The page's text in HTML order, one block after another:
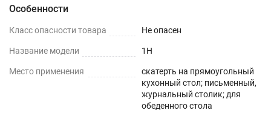
Шаг 1
Сразу после распаковки пленки может
присутствовать слабый быстро выветриваемый
её поверхность влажной салфеткой с мыльным
Особенности
Класс опасности товара Не опасен
Название модели 1H
Место применения
скатерть на прямоугольный
кухонный стол; письменный,
журнальный столик; для
обеденного стола